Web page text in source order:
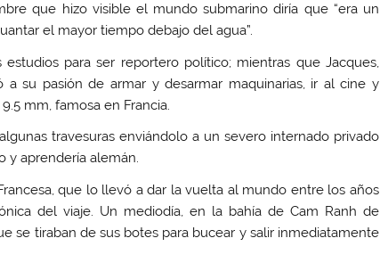
que hizo visible el mundo submarino diría que “era un
el mayor tiempo debajo del agua”.
para ser reportero político; mientras que Jacques,
su pasión de armar y desarmar maquinarias, ir al cine y
mm, famosa en Francia.
travesuras enviándolo a un severo internado privado
y aprendería alemán.
que lo llevó a dar la vuelta al mundo entre los años
del viaje. Un mediodía, en la bahía de Cam Ranh de
se tiraban de sus botes para bucear y salir inmediatamente